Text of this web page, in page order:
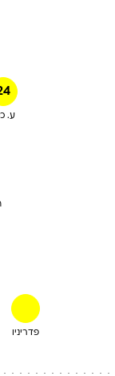
ע.
פדריניו